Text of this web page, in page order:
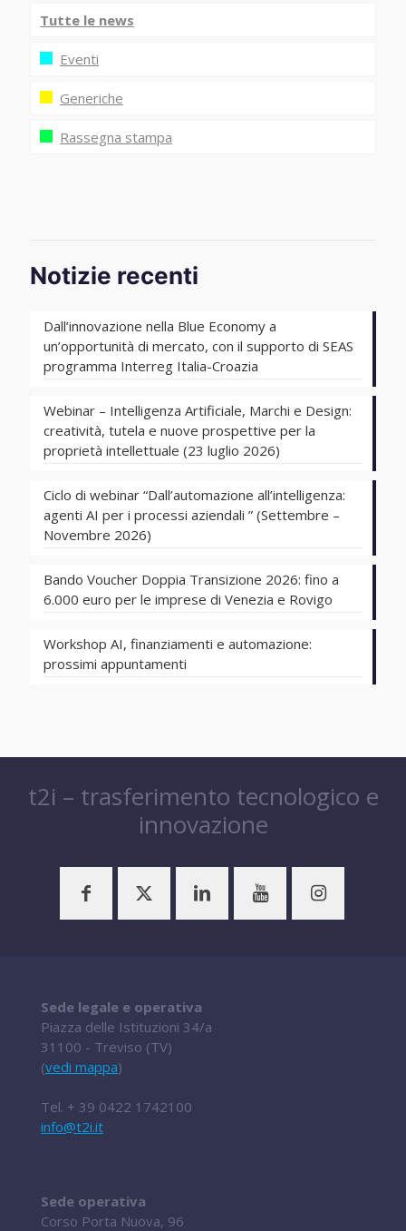
Tutte le news
Eventi
Generiche
Rassegna stampa
Notizie recenti
Dall’innovazione nella Blue Economy a
un’opportunità di mercato, con il supporto di SEAS
programma Interreg Italia-Croazia
Webinar – Intelligenza Artificiale, Marchi e Design:
creatività, tutela e nuove prospettive per la
proprietà intellettuale (23 luglio 2026)
Ciclo di webinar “Dall’automazione all’intelligenza:
agenti AI per i processi aziendali ” (Settembre –
Novembre 2026)
Bando Voucher Doppia Transizione 2026: fino a
6.000 euro per le imprese di Venezia e Rovigo
Workshop AI, finanziamenti e automazione:
prossimi appuntamenti
t2i – trasferimento tecnologico e
innovazione
Sede legale e operativa
Piazza delle Istituzioni 34/a
31100 - Treviso (TV)
(vedi mappa)
Tel. + 39 0422 1742100
info@t2i.it
Sede operativa
Corso Porta Nuova, 96